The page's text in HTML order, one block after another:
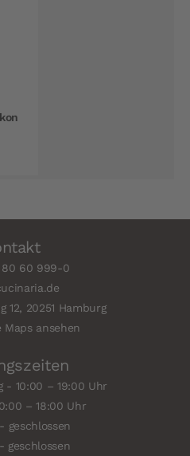
80 60 999-0
12, 20251 Hamburg
Maps ansehen
- 10:00 – 19:00 Uhr
– 18:00 Uhr
geschlossen
geschlossen